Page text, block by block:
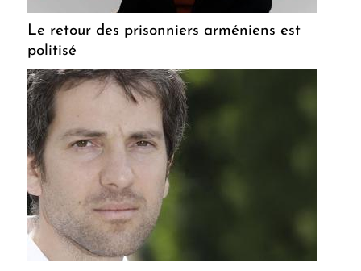
Le retour des prisonniers arméniens est
politisé